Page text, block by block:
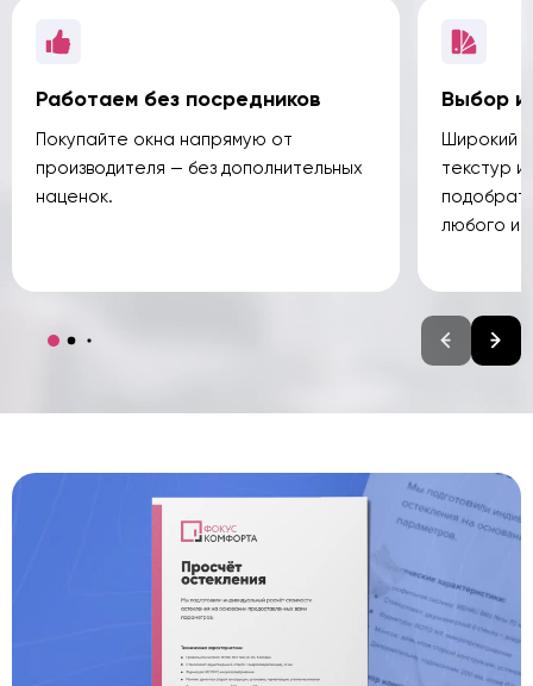
Работаем без посредников
Покупайте окна напрямую от
производителя — без дополнительных
наценок.
Выбор
Широкий
текстур и
любого